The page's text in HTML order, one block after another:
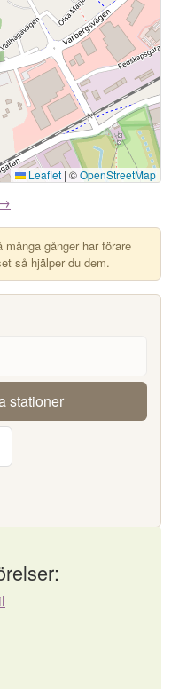
Leaflet | ©OpenStreetMap
gånger har förare
så hjälper du dem.
stationer